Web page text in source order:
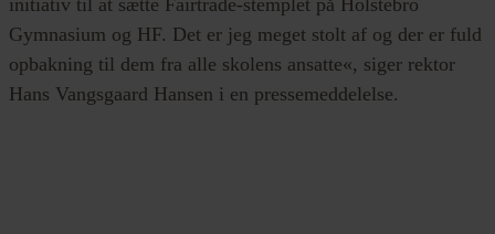
initiativ til at sætte Fairtrade-stemplet på Holstebro
Gymnasium og HF. Det er jeg meget stolt af og der er fuld
opbakning til dem fra alle skolens ansatte«, siger rektor
Hans Vangsgaard Hansen i en pressemeddelelse.